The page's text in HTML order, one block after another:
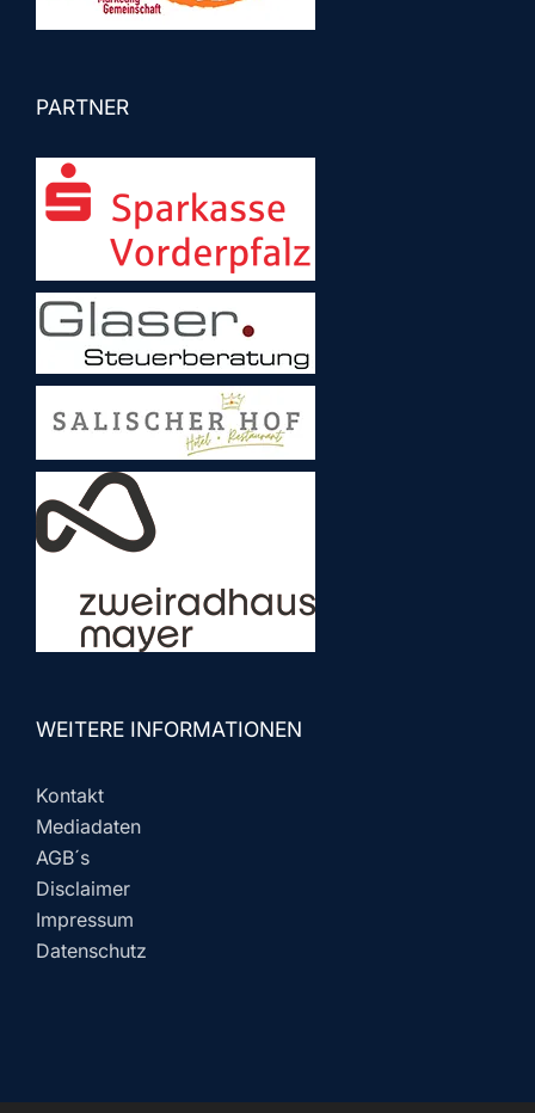
PARTNER
WEITERE INFORMATIONEN
Kontakt
Mediadaten
AGB´s
Disclaimer
Impressum
Datenschutz